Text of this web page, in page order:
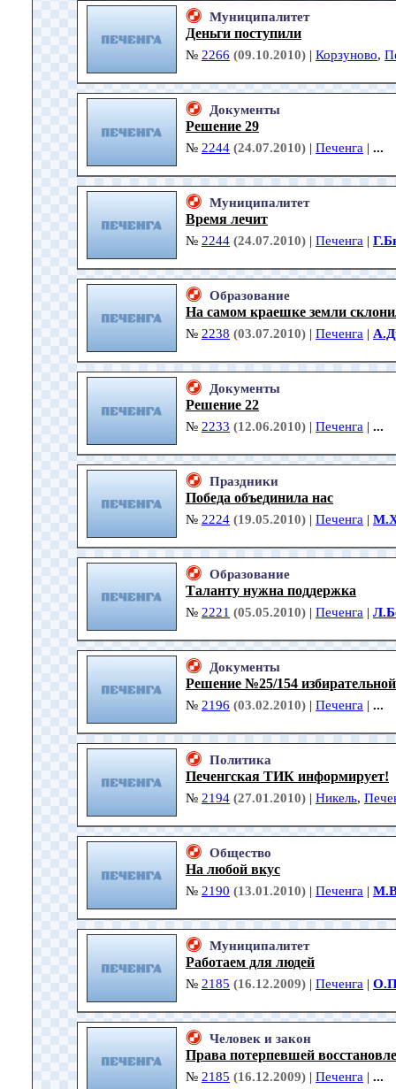
Муниципалитет
Деньги поступили
№ 2266 (09.10.2010) | Корзуново,
Документы
Решение 29
№ 2244 (24.07.2010) | Печенга | ...
Муниципалитет
Время лечит
№ 2244 (24.07.2010) | Печенга |
Образование
На самом краешке земли
№ 2238 (03.07.2010) | Печенга |
Документы
Решение 22
№ 2233 (12.06.2010) | Печенга | ...
Праздники
Победа объединила нас
№ 2224 (19.05.2010) | Печенга |
Образование
Таланту нужна поддержка
№ 2221 (05.05.2010) | Печенга |
Документы
Решение №25/154
№ 2196 (03.02.2010) | Печенга | ...
Политика
Печенгская ТИК информирует!
№ 2194 (27.01.2010) | Никель,
Общество
На любой вкус
№ 2190 (13.01.2010) | Печенга |
Муниципалитет
Работаем для людей
№ 2185 (16.12.2009) | Печенга |
Человек и закон
Права потерпевшей
№ 2185 (16.12.2009) | Печенга | ...